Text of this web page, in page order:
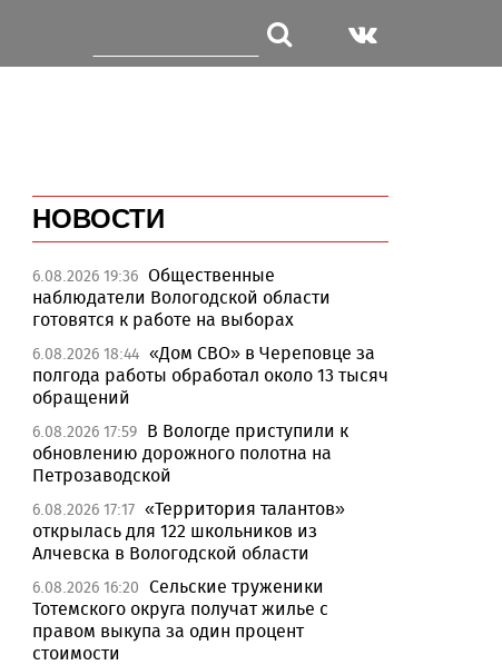
НОВОСТИ
6.08.2026 19:36 Общественные
наблюдатели Вологодской области
готовятся к работе на выборах
6.08.2026 18:44 «Дом СВО» в Череповце за
полгода работы обработал около 13 тысяч
обращений
6.08.2026 17:59 В Вологде приступили к
обновлению дорожного полотна на
Петрозаводской
6.08.2026 17:17 «Территория талантов»
открылась для 122 школьников из
Алчевска в Вологодской области
6.08.2026 16:20 Сельские труженики
Тотемского округа получат жилье с
правом выкупа за один процент
стоимости